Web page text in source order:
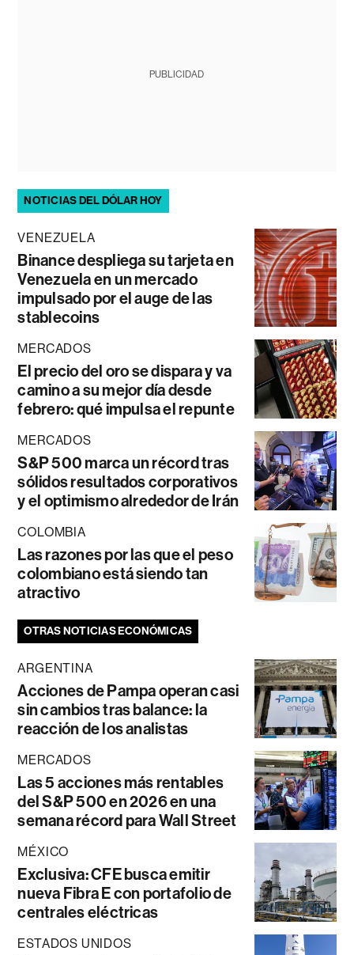
PUBLICIDAD
NOTICIAS DEL DÓLAR HOY
VENEZUELA
Binance despliega su tarjeta en
Venezuela en un mercado
impulsado por el auge de las
stablecoins
MERCADOS
El precio del oro se dispara y va
camino a su mejor día desde
febrero: qué impulsa el repunte
MERCADOS
S&P 500 marca un récord tras
sólidos resultados corporativos
y el optimismo alrededor de Irán
COLOMBIA
Las razones por las que el peso
colombiano está siendo tan
atractivo
OTRAS NOTICIAS ECONÓMICAS
ARGENTINA
Acciones de Pampa operan casi
sin cambios tras balance: la
reacción de los analistas
MERCADOS
Las 5 acciones más rentables
del S&P 500 en 2026 en una
semana récord para Wall Street
MÉXICO
Exclusiva: CFE busca emitir
nueva Fibra E con portafolio de
centrales eléctricas
ESTADOS UNIDOS